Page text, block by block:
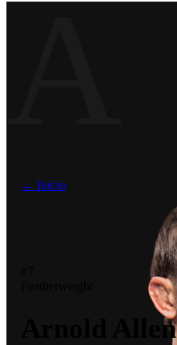
← Inicio
Arnold Allen